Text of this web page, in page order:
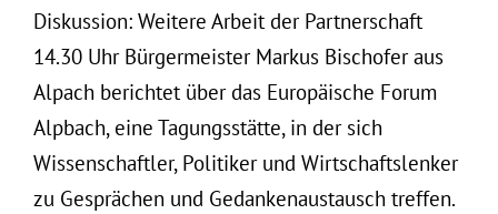
Diskussion: Weitere Arbeit der Partnerschaft
14.30 Uhr Bürgermeister Markus Bischofer aus
Alpach berichtet über das Europäische Forum
Alpbach, eine Tagungsstätte, in der sich
Wissenschaftler, Politiker und Wirtschaftslenker
zu Gesprächen und Gedankenaustausch treffen.